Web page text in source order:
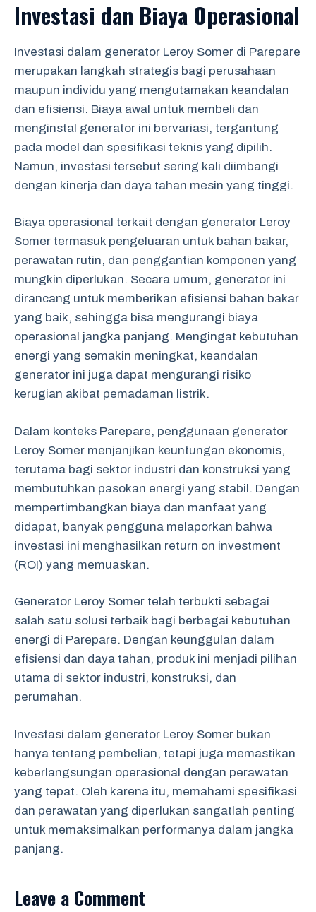
Investasi dan Biaya Operasional
Investasi dalam generator Leroy Somer di Parepare
merupakan langkah strategis bagi perusahaan
maupun individu yang mengutamakan keandalan
dan efisiensi. Biaya awal untuk membeli dan
menginstal generator ini bervariasi, tergantung
pada model dan spesifikasi teknis yang dipilih.
Namun, investasi tersebut sering kali diimbangi
dengan kinerja dan daya tahan mesin yang tinggi.
Biaya operasional terkait dengan generator Leroy
Somer termasuk pengeluaran untuk bahan bakar,
perawatan rutin, dan penggantian komponen yang
mungkin diperlukan. Secara umum, generator ini
dirancang untuk memberikan efisiensi bahan bakar
yang baik, sehingga bisa mengurangi biaya
operasional jangka panjang. Mengingat kebutuhan
energi yang semakin meningkat, keandalan
generator ini juga dapat mengurangi risiko
kerugian akibat pemadaman listrik.
Dalam konteks Parepare, penggunaan generator
Leroy Somer menjanjikan keuntungan ekonomis,
terutama bagi sektor industri dan konstruksi yang
membutuhkan pasokan energi yang stabil. Dengan
mempertimbangkan biaya dan manfaat yang
didapat, banyak pengguna melaporkan bahwa
investasi ini menghasilkan return on investment
(ROI) yang memuaskan.
Generator Leroy Somer telah terbukti sebagai
salah satu solusi terbaik bagi berbagai kebutuhan
energi di Parepare. Dengan keunggulan dalam
efisiensi dan daya tahan, produk ini menjadi pilihan
utama di sektor industri, konstruksi, dan
perumahan.
Investasi dalam generator Leroy Somer bukan
hanya tentang pembelian, tetapi juga memastikan
keberlangsungan operasional dengan perawatan
yang tepat. Oleh karena itu, memahami spesifikasi
dan perawatan yang diperlukan sangatlah penting
untuk memaksimalkan performanya dalam jangka
panjang.
Leave a Comment